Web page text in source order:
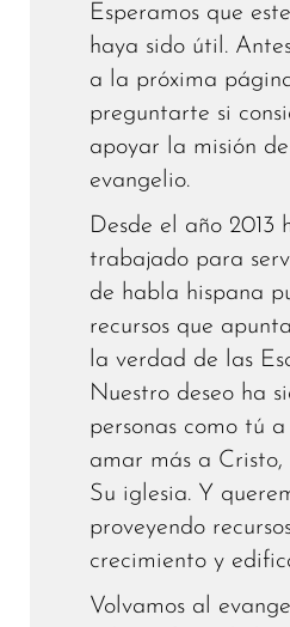
Esperamos que
haya sido útil.
a la próxima
preguntarte si
apoyar la misión
evangelio.
Desde el año 2013
trabajado para
de habla hispana
recursos que
la verdad de las
Nuestro deseo ha
personas como tú
amar más a
Su iglesia. Y
proveyendo
crecimiento y
Volvamos al